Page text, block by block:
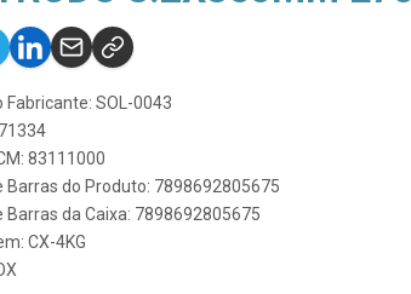
Fabricante: SOL-0043
83111000
Barras do Produto: 7898692805675
Barras da Caixa: 7898692805675
CX-4KG